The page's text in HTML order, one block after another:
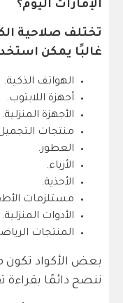
الإمارات اليوم؟
تختلف صلاحية
غالبًا يمكن
الهواتف الذكية.
أجهزة اللابتوب.
الأجهزة المنزلية.
منتجات
العطور.
الأزياء.
الأحذية.
مستلزمات
الأدوات المنزلية.
المنتجات
بعض الأكواد
ننصح دائمًا